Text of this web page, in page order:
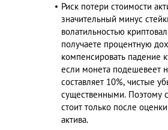
Риск потери стоимости
значительный минус
волатильностью
получаете процентную
компенсировать падение
если монета подешевеет
составляет 10%, чистые
существенными. Поэтому
стоит только после
актива.